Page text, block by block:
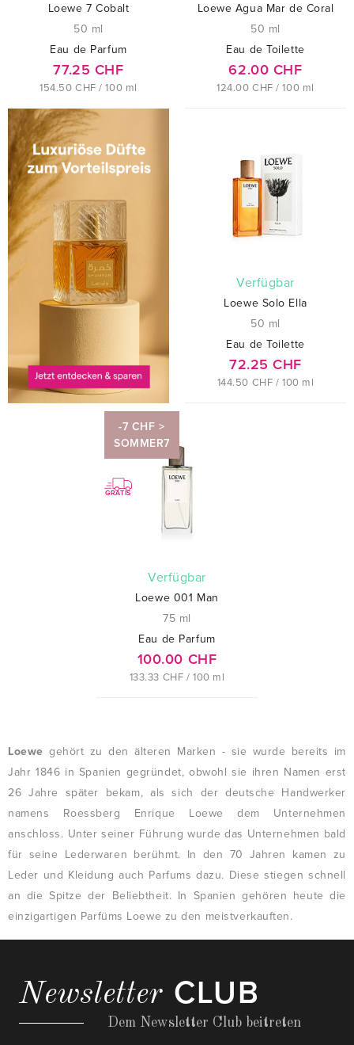
Loewe 7 Cobalt
50 ml
Eau de Parfum
77.25 CHF
154.50 CHF / 100 ml
Loewe Agua Mar de Coral
50 ml
Eau de Toilette
62.00 CHF
124.00 CHF / 100 ml
verfügbar
Loewe Solo Ella
50 ml
Eau de Toilette
72.25 CHF
144.50 CHF / 100 ml
-7 CHF >
SOMMER7
GRATIS
verfügbar
Loewe 001 Man
75 ml
Eau de Parfum
100.00 CHF
133.33 CHF / 100 ml
Loewe gehört zu den älteren Marken - sie wurde bereits im
Jahr 1846 in Spanien gegründet, obwohl sie ihren Namen erst
26 Jahre später bekam, als sich der deutsche Handwerker
namens Roessberg Enrique Loewe dem Unternehmen
anschloss. Unter seiner Führung wurde das Unternehmen bald
für seine Lederwaren berühmt. In den 70 Jahren kamen zu
Leder und Kleidung auch Parfums dazu. Diese stiegen schnell
an die Spitze der Beliebtheit. In Spanien gehören heute die
einzigartigen Parfüms Loewe zu den meistverkauften.
Newsletter CLUB
Dem Newsletter Club beitreten